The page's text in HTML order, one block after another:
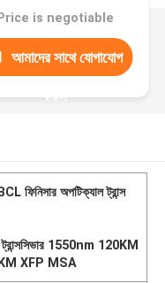
Price is negotiable
আমাদের সাথে যোগাযোগ
করুন
ফিনিসার অপটিক্যাল ট্রান্স
ট্রান্সসিভার 1550nm 120KM
XFP MSA